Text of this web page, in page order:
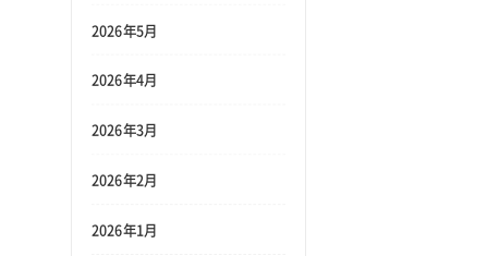
2026年5月
2026年4月
2026年3月
2026年2月
2026年1月